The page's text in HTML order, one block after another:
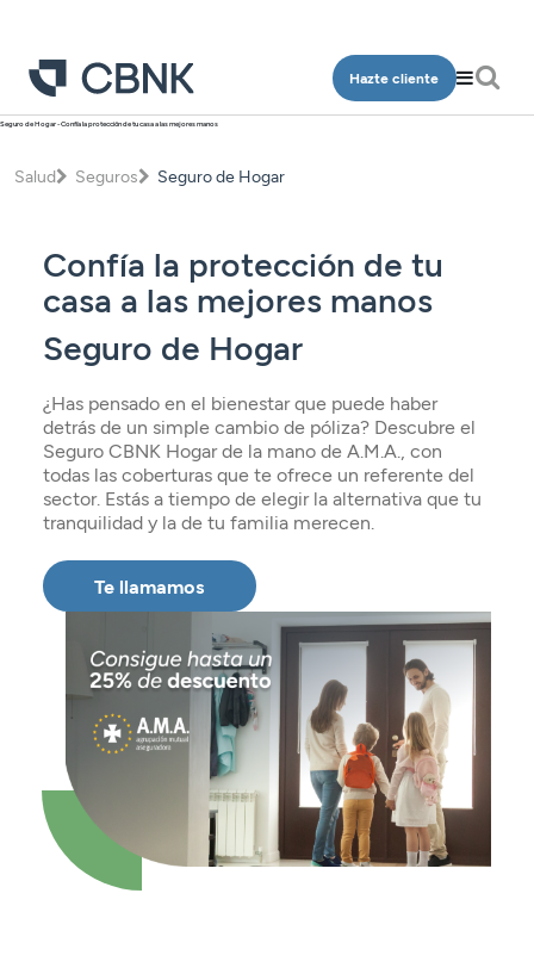
Hazte cliente
Personas
Programa Más CBNK
Depósitos
Financiación
Inversión
Planes de pensiones
Tarjetas
Seguros
Empresa
Depósitos
Financiación
Avales
Banca Partner
Inversión
Tarjetas
Servicios
Inversión
Planes de pensiones
Programa Más CBNK
Cuentas
Financiación
Inversión
Planes de pensiones
Tarjetas
Seguros
Servicios
Expatriados
Programa Más CBNK Farma
Depósitos
Financiación
Inversión
Planes de pensiones
Tarjetas
Seguros
Servicios
Contacto
Acceso clientes
Seguro de Hogar - Confía la protección de tu casa a las mejores manos
Salud Seguros Seguro de Hogar
Confía la protección de tu
casa a las mejores manos
Seguro de Hogar
¿Has pensado en el bienestar que puede haber
detrás de un simple cambio de póliza? Descubre el
Seguro CBNK Hogar de la mano de A.M.A., con
todas las coberturas que te ofrece un referente del
sector. Estás a tiempo de elegir la alternativa que tu
tranquilidad y la de tu familia merecen.
Te llamamos